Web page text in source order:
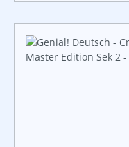
bringen bzw. die
festigen und
ergänzt durch ein
automones Arbeiten
Übungen relevanten